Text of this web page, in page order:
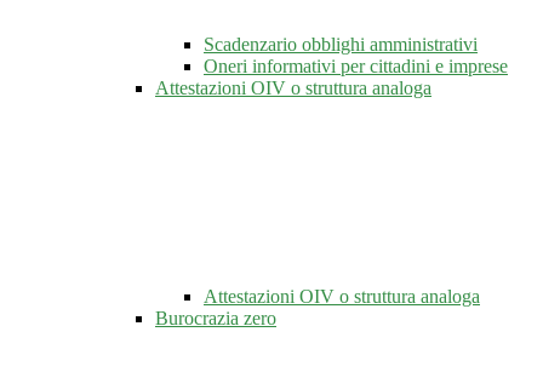
Scadenzario obblighi amministrativi
Oneri informativi per cittadini e imprese
Attestazioni OIV o struttura analoga
Attestazioni OIV o struttura analoga
Burocrazia zero